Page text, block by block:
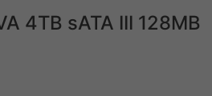
4TB sATA III 128MB